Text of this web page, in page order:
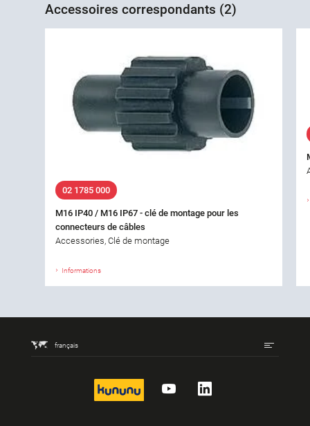
Accessoires correspondants (2)
02 1785 000
M16 IP40 / M16 IP67 - clé de montage pour les
connecteurs de câbles
Accessories, Clé de montage
Informations
français
kununu YouTubeLinkedIn